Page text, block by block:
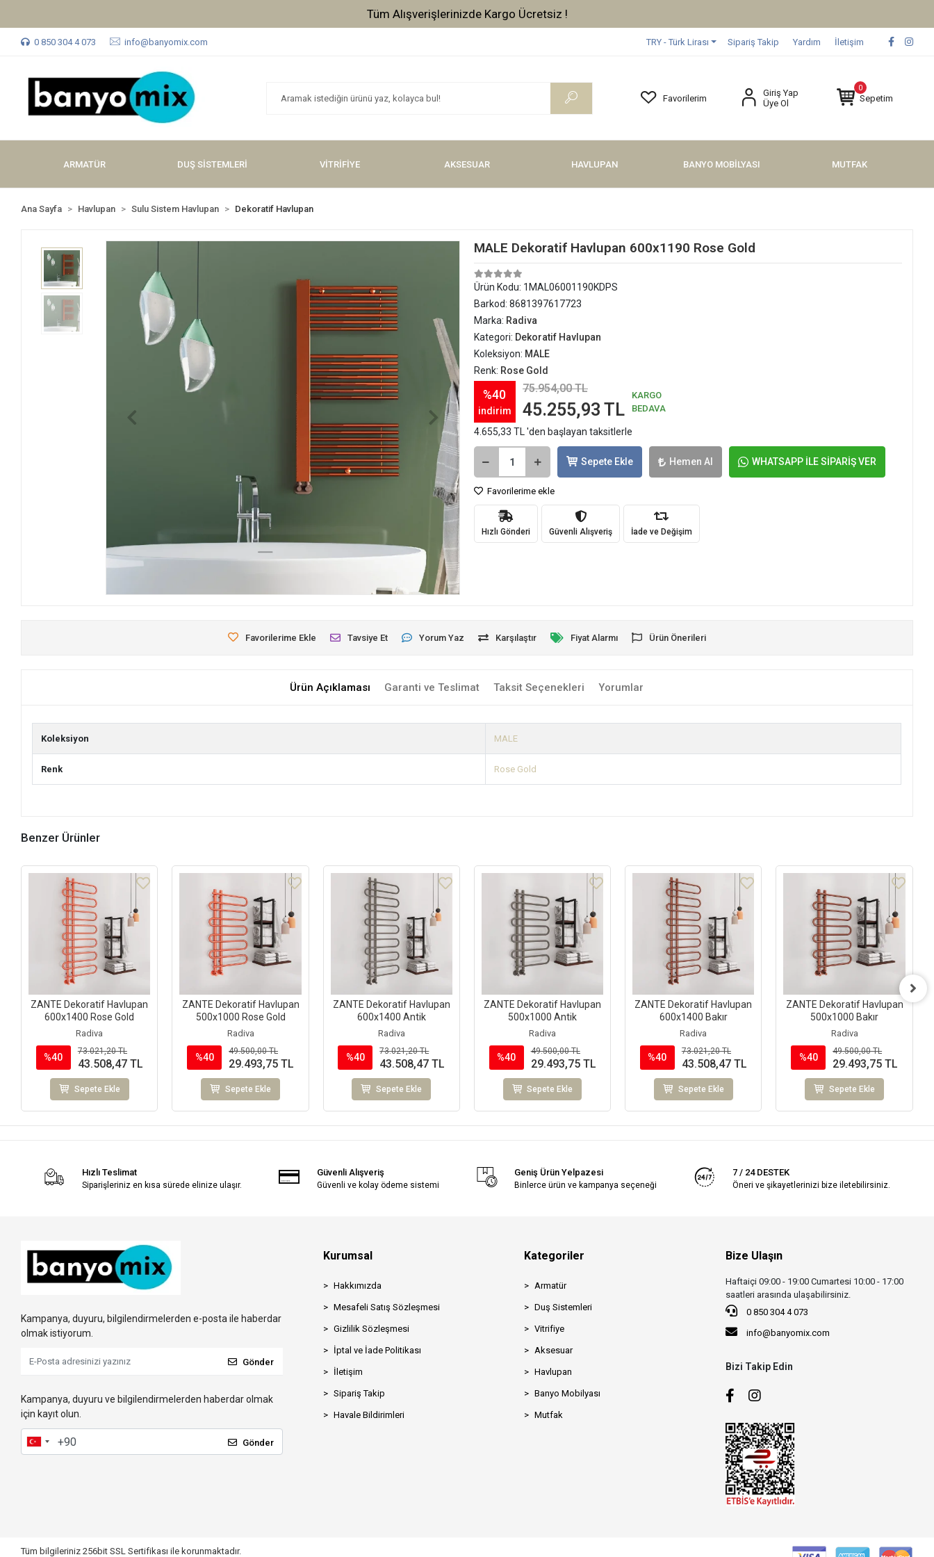
Tüm Alışverişlerinizde Kargo Ücretsiz !
0 850 304 4 073 info@banyomix.com TRY - Türk Lirası Sipariş Takip Yardım İletişim
Favorilerim
Giriş Yap
Üye Ol
0
Sepetim
ARMATÜR DUŞ SİSTEMLERİ VİTRİFİYE AKSESUAR HAVLUPAN BANYO MOBİLYASI MUTFAK
Ana Sayfa Havlupan Sulu Sistem Havlupan Dekoratif Havlupan
MALE Dekoratif Havlupan 600x1190 Rose Gold
Ürün Kodu: 1MAL06001190KDPS
Barkod: 8681397617723
Marka: Radiva
Kategori: Dekoratif Havlupan
Koleksiyon: MALE
Renk: Rose Gold
%40
indirim
75.954,00 TL
45.255,93 TL
KARGO
BEDAVA
4.655,33 TL 'den başlayan taksitlerle
Sepete Ekle Hemen Al WHATSAPP İLE SİPARİŞ VER
Favorilerime ekle
Hızlı Gönderi Güvenli Alışveriş İade ve Değişim
Favorilerime Ekle Tavsiye Et Yorum Yaz Karşılaştır Fiyat Alarmı Ürün Önerileri
Ürün Açıklaması Garanti ve Teslimat Taksit Seçenekleri Yorumlar
Koleksiyon MALE
Renk Rose Gold
Benzer Ürünler
ZANTE Dekoratif Havlupan
600x1400 Rose Gold
Radiva
%40
73.021,20 TL
43.508,47 TL
Sepete Ekle
ZANTE Dekoratif Havlupan
500x1000 Rose Gold
Radiva
%40
49.500,00 TL
29.493,75 TL
Sepete Ekle
ZANTE Dekoratif Havlupan
600x1400 Antik
Radiva
%40
73.021,20 TL
43.508,47 TL
Sepete Ekle
ZANTE Dekoratif Havlupan
500x1000 Antik
Radiva
%40
49.500,00 TL
29.493,75 TL
Sepete Ekle
ZANTE Dekoratif Havlupan
600x1400 Bakır
Radiva
%40
73.021,20 TL
43.508,47 TL
Sepete Ekle
ZANTE Dekoratif Havlupan
500x1000 Bakır
Radiva
%40
49.500,00 TL
29.493,75 TL
Sepete Ekle
Hızlı Teslimat
Siparişleriniz en kısa sürede elinize ulaşır.
Güvenli Alışveriş
Güvenli ve kolay ödeme sistemi
Geniş Ürün Yelpazesi
Binlerce ürün ve kampanya seçeneği
7 / 24 DESTEK
Öneri ve şikayetlerinizi bize iletebilirsiniz.
Kampanya, duyuru, bilgilendirmelerden e-posta ile haberdar
olmak istiyorum.
Gönder
Kampanya, duyuru ve bilgilendirmelerden haberdar olmak
için kayıt olun.
Gönder
Kurumsal
Hakkımızda
Mesafeli Satış Sözleşmesi
Gizlilik Sözleşmesi
İptal ve İade Politikası
İletişim
Sipariş Takip
Havale Bildirimleri
Kategoriler
Armatür
Duş Sistemleri
Vitrifiye
Aksesuar
Havlupan
Banyo Mobilyası
Mutfak
Bize Ulaşın
Haftaiçi 09:00 - 19:00 Cumartesi 10:00 - 17:00
saatleri arasında ulaşabilirsiniz.
0 850 304 4 073
info@banyomix.com
Bizi Takip Edin
Tüm bilgileriniz 256bit SSL Sertifikası ile korunmaktadır.